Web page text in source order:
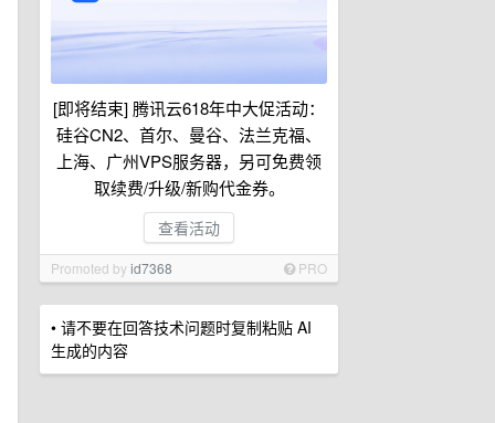
[即将结束] 腾讯云618年中大促活动：
硅谷CN2、首尔、曼谷、法兰克福、
上海、广州VPS服务器，另可免费领
取续费/升级/新购代金券。
查看活动
Promoted byid7368 PRO
• 请不要在回答技术问题时复制粘贴 AI
生成的内容